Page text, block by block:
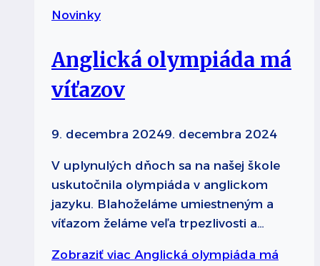
Novinky
Anglická olympiáda má
víťazov
9. decembra 20249. decembra 2024
V uplynulých dňoch sa na našej škole
uskutočnila olympiáda v anglickom
jazyku. Blahoželáme umiestneným a
víťazom želáme veľa trpezlivosti a…
Zobraziť viac Anglická olympiáda má